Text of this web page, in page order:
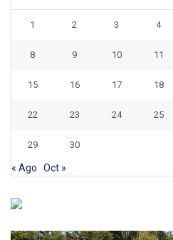
1 2 3 4
8 9 10 11
15 16 17 18
22 23 24 25
29 30
« Ago Oct »